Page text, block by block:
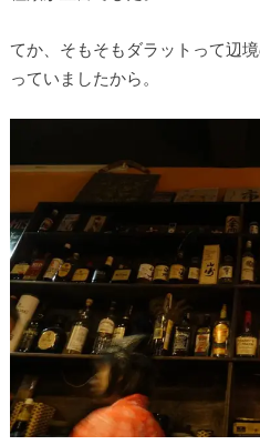
てか、そもそもダラットって辺
っていましたから。